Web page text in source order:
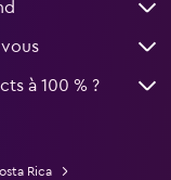
à 100 % ?
Rica